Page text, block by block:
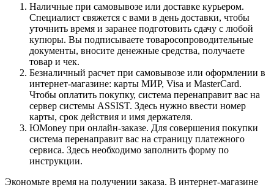
Наличные при самовывозе или доставке курьером.
Специалист свяжется с вами в день доставки, чтобы
уточнить время и заранее подготовить сдачу с любой
купюры. Вы подписываете товаросопроводительные
документы, вносите денежные средства, получаете
товар и чек.
Безналичный расчет при самовывозе или оформлении в
интернет-магазине: карты МИР, Visa и MasterCard.
Чтобы оплатить покупку, система перенаправит вас на
сервер системы ASSIST. Здесь нужно ввести номер
карты, срок действия и имя держателя.
ЮMoney при онлайн-заказе. Для совершения покупки
система перенаправит вас на страницу платежного
сервиса. Здесь необходимо заполнить форму по
инструкции.
Экономьте время на получении заказа. В интернет-магазине